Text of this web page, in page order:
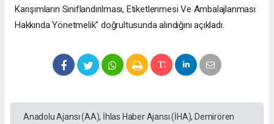
Karışımların Sınıflandırılması, Etiketlenmesi Ve Ambalajlanması
Hakkında Yönetmelik" doğrultusunda alındığını açıkladı.
Anadolu Ajansı (AA), İhlas Haber Ajansı (İHA), Demirören